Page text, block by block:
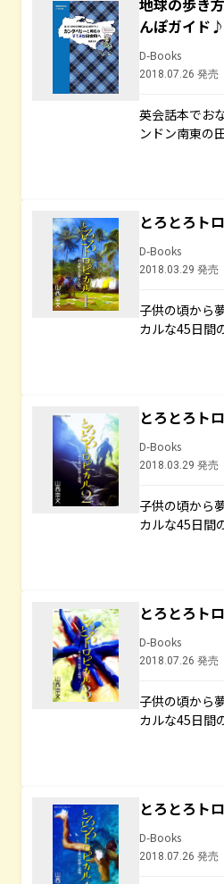
地球の歩き
んぽガイド♪
D-Books
2018.07.26 発売
英会話本でお
ンドン南東の
とろとろト
D-Books
2018.03.29 発売
子供の頃から
カルな45日間
とろとろト
D-Books
2018.03.29 発売
子供の頃から
カルな45日間
とろとろト
D-Books
2018.07.26 発売
子供の頃から
カルな45日間
とろとろト
D-Books
2018.07.26 発売